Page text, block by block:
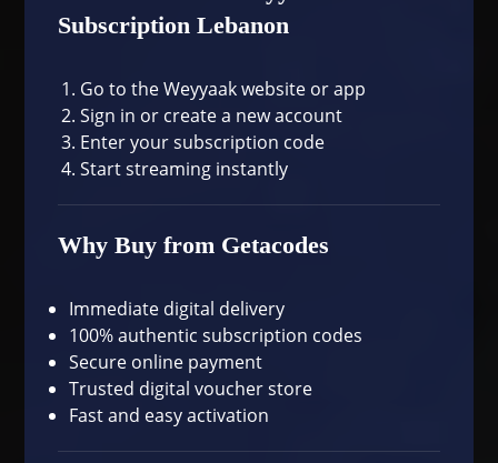
Subscription Lebanon
Go to theWeyyaak website or app
Sign in or create a new account
Enter your subscription code
Start streaming instantly
Why Buy from Getacodes
Immediate digital delivery
100% authentic subscription codes
Secure online payment
Trusted digital voucher store
Fast and easy activation